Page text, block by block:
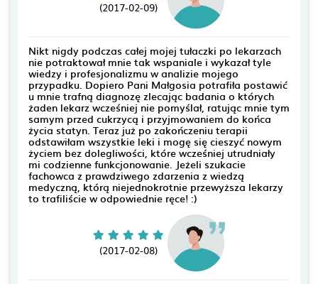
(2017-02-09)
Nikt nigdy podczas całej mojej tułaczki po lekarzach
nie potraktował mnie tak wspaniale i wykazał tyle
wiedzy i profesjonalizmu w analizie mojego
przypadku. Dopiero Pani Małgosia potrafiła postawić
u mnie trafną diagnozę zlecając badania o których
żaden lekarz wcześniej nie pomyślał, ratując mnie tym
samym przed cukrzycą i przyjmowaniem do końca
życia statyn. Teraz już po zakończeniu terapii
odstawiłam wszystkie leki i mogę się cieszyć nowym
życiem bez dolegliwości, które wcześniej utrudniały
mi codzienne funkcjonowanie. Jeżeli szukacie
fachowca z prawdziwego zdarzenia z wiedzą
medyczną, którą niejednokrotnie przewyższa lekarzy
to trafiliście w odpowiednie ręce! :)
(2017-02-08)